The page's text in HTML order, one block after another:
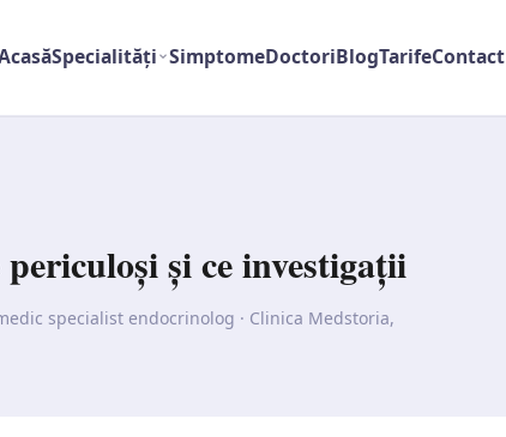
Specialități SimptomeDoctoriBlogTarifeContact
și ce investigații
specialist endocrinolog · Clinica Medstoria,